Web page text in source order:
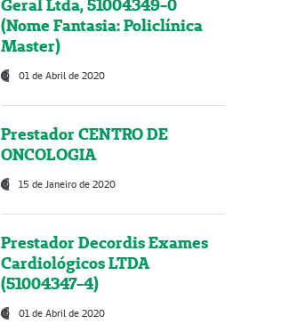
Geral Ltda, 51004349-0
(Nome Fantasia: Policlínica
Master)
01 de Abril de 2020
Prestador CENTRO DE
ONCOLOGIA
15 de Janeiro de 2020
Prestador Decordis Exames
Cardiológicos LTDA
(51004347-4)
01 de Abril de 2020